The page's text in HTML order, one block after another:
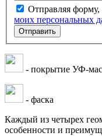
Отправляя форму,
моих персональных
Отправить
- покрытие УФ-
- фаска
Каждый из четырех
особенности и